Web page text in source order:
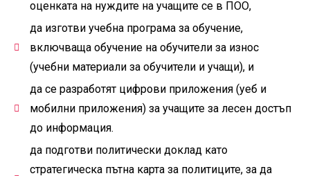
оценката на нуждите на учащите се в ПОО,
да изготви учебна програма за обучение,
включваща обучение на обучители за износ
(учебни материали за обучители и учащи), и
да се разработят цифрови приложения (уеб и
мобилни приложения) за учащите за лесен достъп
до информация.
да подготви политически доклад като
стратегическа пътна карта за политиците, за да